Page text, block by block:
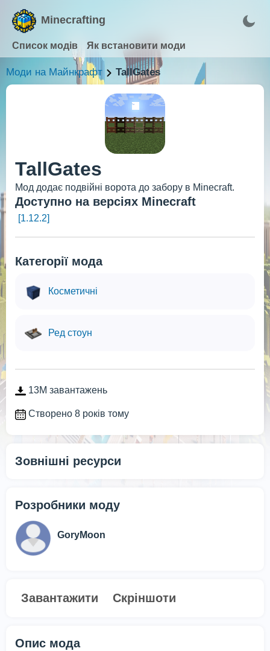
Minecrafting
Список модів Як встановити моди
Моди на Майнкрафт TallGates
TallGates
Мод додає подвійні ворота до забору в Minecraft.
Доступно на версіях Minecraft
[1.12.2]
Категорії мода
Косметичні
Ред стоун
13M завантажень
Створено 8 років тому
Зовнішні ресурси
Розробники моду
GoryMoon
Завантажити Скріншоти
Опис мода